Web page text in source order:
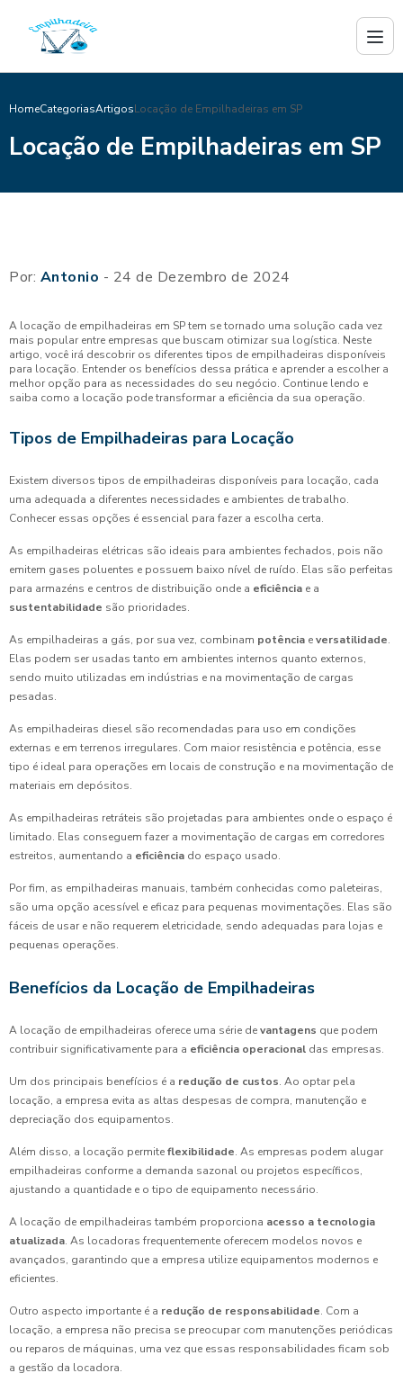
HomeCategoriasArtigosLocação de Empilhadeiras em SP
Locação de Empilhadeiras em SP
Por: Antonio - 24 de Dezembro de 2024
A locação de empilhadeiras em SP tem se tornado uma solução cada vez
mais popular entre empresas que buscam otimizar sua logística. Neste
artigo, você irá descobrir os diferentes tipos de empilhadeiras disponíveis
para locação. Entender os benefícios dessa prática e aprender a escolher a
melhor opção para as necessidades do seu negócio. Continue lendo e
saiba como a locação pode transformar a eficiência da sua operação.
Tipos de Empilhadeiras para Locação
Existem diversos tipos de empilhadeiras disponíveis para locação, cada
uma adequada a diferentes necessidades e ambientes de trabalho.
Conhecer essas opções é essencial para fazer a escolha certa.
As empilhadeiras elétricas são ideais para ambientes fechados, pois não
emitem gases poluentes e possuem baixo nível de ruído. Elas são perfeitas
para armazéns e centros de distribuição onde a eficiência e a
sustentabilidade são prioridades.
As empilhadeiras a gás, por sua vez, combinam potência eversatilidade.
Elas podem ser usadas tanto em ambientes internos quanto externos,
sendo muito utilizadas em indústrias e na movimentação de cargas
pesadas.
As empilhadeiras diesel são recomendadas para uso em condições
externas e em terrenos irregulares. Com maior resistência e potência, esse
tipo é ideal para operações em locais de construção e na movimentação de
materiais em depósitos.
As empilhadeiras retráteis são projetadas para ambientes onde o espaço é
limitado. Elas conseguem fazer a movimentação de cargas em corredores
estreitos, aumentando a eficiência do espaço usado.
Por fim, as empilhadeiras manuais, também conhecidas como paleteiras,
são uma opção acessível e eficaz para pequenas movimentações. Elas são
fáceis de usar e não requerem eletricidade, sendo adequadas para lojas e
pequenas operações.
Benefícios da Locação de Empilhadeiras
A locação de empilhadeiras oferece uma série devantagens que podem
contribuir significativamente para a eficiência operacional das empresas.
Um dos principais benefícios é a redução de custos. Ao optar pela
locação, a empresa evita as altas despesas de compra, manutenção e
depreciação dos equipamentos.
Além disso, a locação permiteflexibilidade. As empresas podem alugar
empilhadeiras conforme a demanda sazonal ou projetos específicos,
ajustando a quantidade e o tipo de equipamento necessário.
A locação de empilhadeiras também proporciona acesso a tecnologia
atualizada. As locadoras frequentemente oferecem modelos novos e
avançados, garantindo que a empresa utilize equipamentos modernos e
eficientes.
Outro aspecto importante é a redução de responsabilidade. Com a
locação, a empresa não precisa se preocupar com manutenções periódicas
ou reparos de máquinas, uma vez que essas responsabilidades ficam sob
a gestão da locadora.